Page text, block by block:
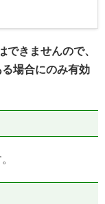
きませんので、
場合にのみ有効